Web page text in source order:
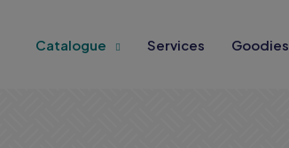
Catalogue Services Goodies